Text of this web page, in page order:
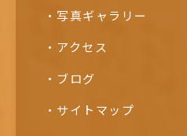
写真ギャラリー
アクセス
ブログ
サイトマップ